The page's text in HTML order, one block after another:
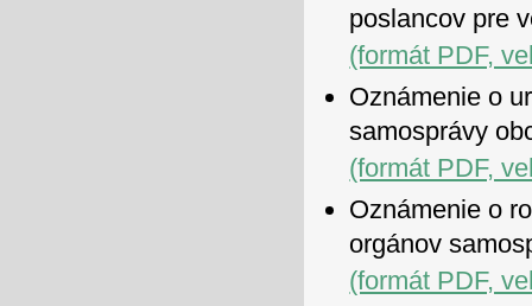
poslancov pre
(formát PDF,
Oznámenie o
samosprávy
(formát PDF,
Oznámenie o
orgánov
(formát PDF,